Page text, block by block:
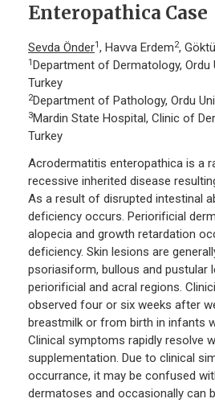
Enteropathica Case
Sevda Önder1, Havva Erdem2,
1 Department of Dermatology, Ordu
Turkey
2Department of Pathology, Ordu
3Mardin State Hospital, Clinic of
Turkey
Acrodermatitis enteropathica is a
recessive inherited disease
As a result of disrupted intestinal
deficiency occurs. Periorificial
alopecia and growth retardation
deficiency. Skin lesions are
psoriasiform, bullous and pustular
periorificial and acral regions.
observed four or six weeks after
breastmilk or from birth in infants
Clinical symptoms rapidly resolve
supplementation. Due to clinical
occurrance, it may be confused
dermatoses and occasionally can